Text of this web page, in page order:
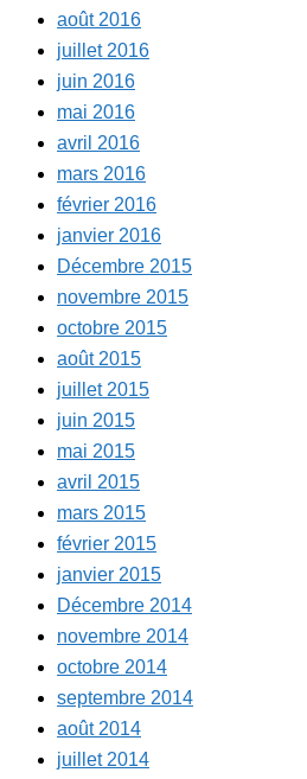
août 2016
juillet 2016
juin 2016
mai 2016
avril 2016
mars 2016
février 2016
janvier 2016
Décembre 2015
novembre 2015
octobre 2015
août 2015
juillet 2015
juin 2015
mai 2015
avril 2015
mars 2015
février 2015
janvier 2015
Décembre 2014
novembre 2014
octobre 2014
septembre 2014
août 2014
juillet 2014